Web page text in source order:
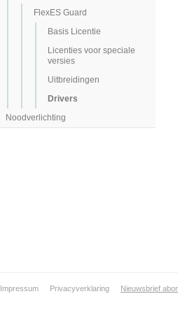
FlexES Guard
Basis Licentie
Licenties voor speciale
versies
Uitbreidingen
Drivers
Noodverlichting
Impressum Privacyverklaring Nieuwsbrief